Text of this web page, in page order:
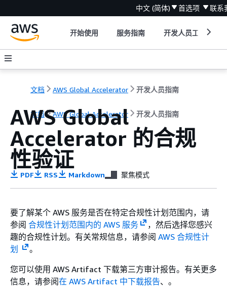
中文 (简体) 首选项 联系
开始使用 服务指南 开发人员工具
文档 AWS Global Accelerator 开发人员指南
文档 AWS Global Accelerator 开发人员指南
AWS Global
Accelerator 的合规
性验证
PDF RSS Markdown 聚焦模式
要了解某个 AWS 服务是否在特定合规性计划范围内，请
参阅 合规性计划范围内的 AWS 服务
，然后选择您感兴
趣的合规性计划。有关常规信息，请参阅 AWS 合规性计
划
。
您可以使用 AWS Artifact 下载第三方审计报告。有关更多
信息，请参阅在 AWS Artifact 中下载报告、。